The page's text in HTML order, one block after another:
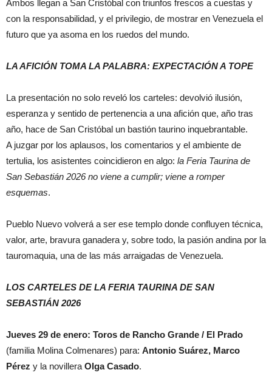
Ambos llegan a San Cristóbal con triunfos frescos a cuestas y
con la responsabilidad, y el privilegio, de mostrar en Venezuela el
futuro que ya asoma en los ruedos del mundo.
LA AFICIÓN TOMA LA PALABRA: EXPECTACIÓN A TOPE
La presentación no solo reveló los carteles: devolvió ilusión,
esperanza y sentido de pertenencia a una afición que, año tras
año, hace de San Cristóbal un bastión taurino inquebrantable.
A juzgar por los aplausos, los comentarios y el ambiente de
tertulia, los asistentes coincidieron en algo: la Feria Taurina de
San Sebastián 2026 no viene a cumplir; viene a romper
esquemas.
Pueblo Nuevo volverá a ser ese templo donde confluyen técnica,
valor, arte, bravura ganadera y, sobre todo, la pasión andina por la
tauromaquia, una de las más arraigadas de Venezuela.
LOS CARTELES DE LA FERIA TAURINA DE SAN
SEBASTIÁN 2026
Jueves 29 de enero: Toros de Rancho Grande / El Prado
(familia Molina Colmenares) para: Antonio Suárez, Marco
Pérez y la novillera Olga Casado.